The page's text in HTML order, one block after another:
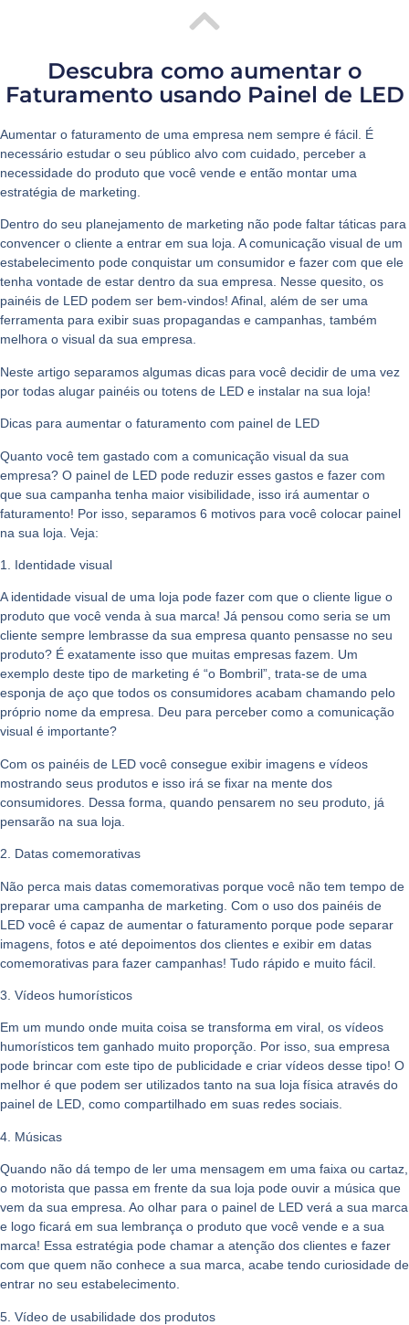
Descubra como aumentar o
Faturamento usando Painel de LED
Aumentar o faturamento de uma empresa nem sempre é fácil. É
necessário estudar o seu público alvo com cuidado, perceber a
necessidade do produto que você vende e então montar uma
estratégia de marketing.
Dentro do seu planejamento de marketing não pode faltar táticas para
convencer o cliente a entrar em sua loja. A comunicação visual de um
estabelecimento pode conquistar um consumidor e fazer com que ele
tenha vontade de estar dentro da sua empresa. Nesse quesito, os
painéis de LED podem ser bem-vindos! Afinal, além de ser uma
ferramenta para exibir suas propagandas e campanhas, também
melhora o visual da sua empresa.
Neste artigo separamos algumas dicas para você decidir de uma vez
por todas alugar painéis ou totens de LED e instalar na sua loja!
Dicas para aumentar o faturamento com painel de LED
Quanto você tem gastado com a comunicação visual da sua
empresa? O painel de LED pode reduzir esses gastos e fazer com
que sua campanha tenha maior visibilidade, isso irá aumentar o
faturamento! Por isso, separamos 6 motivos para você colocar painel
na sua loja. Veja:
1. Identidade visual
A identidade visual de uma loja pode fazer com que o cliente ligue o
produto que você venda à sua marca! Já pensou como seria se um
cliente sempre lembrasse da sua empresa quanto pensasse no seu
produto? É exatamente isso que muitas empresas fazem. Um
exemplo deste tipo de marketing é “o Bombril”, trata-se de uma
esponja de aço que todos os consumidores acabam chamando pelo
próprio nome da empresa. Deu para perceber como a comunicação
visual é importante?
Com os painéis de LED você consegue exibir imagens e vídeos
mostrando seus produtos e isso irá se fixar na mente dos
consumidores. Dessa forma, quando pensarem no seu produto, já
pensarão na sua loja.
2. Datas comemorativas
Não perca mais datas comemorativas porque você não tem tempo de
preparar uma campanha de marketing. Com o uso dos painéis de
LED você é capaz de aumentar o faturamento porque pode separar
imagens, fotos e até depoimentos dos clientes e exibir em datas
comemorativas para fazer campanhas! Tudo rápido e muito fácil.
3. Vídeos humorísticos
Em um mundo onde muita coisa se transforma em viral, os vídeos
humorísticos tem ganhado muito proporção. Por isso, sua empresa
pode brincar com este tipo de publicidade e criar vídeos desse tipo! O
melhor é que podem ser utilizados tanto na sua loja física através do
painel de LED, como compartilhado em suas redes sociais.
4. Músicas
Quando não dá tempo de ler uma mensagem em uma faixa ou cartaz,
o motorista que passa em frente da sua loja pode ouvir a música que
vem da sua empresa. Ao olhar para o painel de LED verá a sua marca
e logo ficará em sua lembrança o produto que você vende e a sua
marca! Essa estratégia pode chamar a atenção dos clientes e fazer
com que quem não conhece a sua marca, acabe tendo curiosidade de
entrar no seu estabelecimento.
5. Vídeo de usabilidade dos produtos